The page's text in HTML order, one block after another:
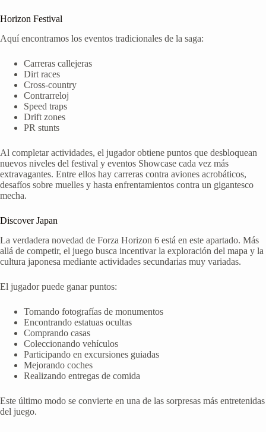
Horizon Festival
Aquí encontramos los eventos tradicionales de la saga:
Carreras callejeras
Dirt races
Cross-country
Contrarreloj
Speed traps
Drift zones
PR stunts
Al completar actividades, el jugador obtiene puntos que desbloquean
nuevos niveles del festival y eventos Showcase cada vez más
extravagantes. Entre ellos hay carreras contra aviones acrobáticos,
desafíos sobre muelles y hasta enfrentamientos contra un gigantesco
mecha.
Discover Japan
La verdadera novedad de Forza Horizon 6 está en este apartado. Más
allá de competir, el juego busca incentivar la exploración del mapa y la
cultura japonesa mediante actividades secundarias muy variadas.
El jugador puede ganar puntos:
Tomando fotografías de monumentos
Encontrando estatuas ocultas
Comprando casas
Coleccionando vehículos
Participando en excursiones guiadas
Mejorando coches
Realizando entregas de comida
Este último modo se convierte en una de las sorpresas más entretenidas
del juego.